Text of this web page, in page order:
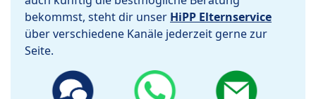
bekommst, steht dir unser HiPP Elternservice
über verschiedene Kanäle jederzeit gerne zur
Seite.